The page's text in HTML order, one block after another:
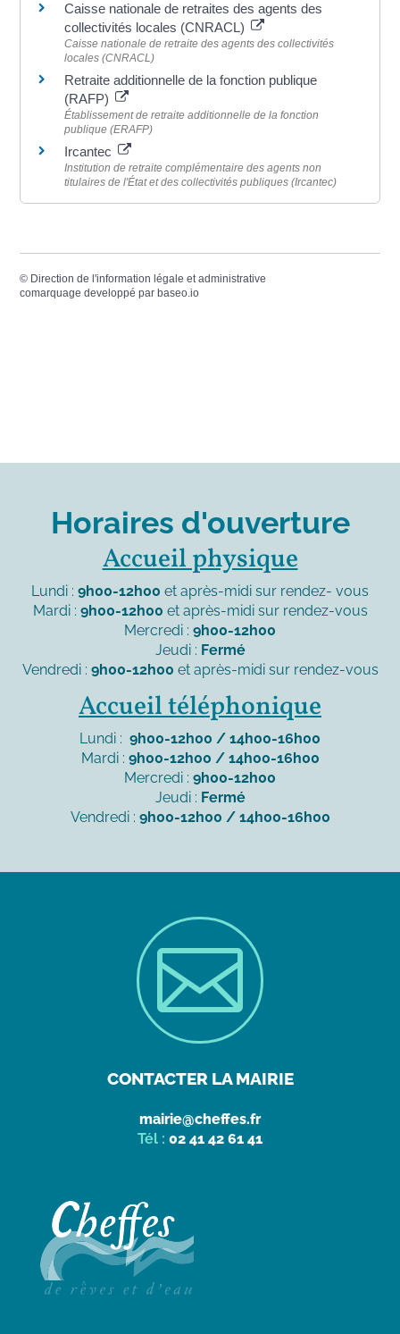
Caisse nationale de retraites des agents des
collectivités locales (CNRACL)
Caisse nationale de retraite des agents des collectivités
locales (CNRACL)
Retraite additionnelle de la fonction publique
(RAFP)
Établissement de retraite additionnelle de la fonction
publique (ERAFP)
Ircantec
Institution de retraite complémentaire des agents non
titulaires de l'État et des collectivités publiques (Ircantec)
© Direction de l'information légale et administrative
comarquage developpé parbaseo.io
Horaires d'ouverture
Accueil physique
Lundi : 9h00-12h00 et après-midi sur rendez- vous
Mardi : 9h00-12h00 et après-midi sur rendez-vous
Mercredi : 9h00-12h00
Jeudi : Fermé
Vendredi : 9h00-12h00 et après-midi sur rendez-vous
Accueil téléphonique
Lundi : 9h00-12h00 / 14h00-16h00
Mardi : 9h00-12h00 / 14h00-16h00
Mercredi : 9h00-12h00
Jeudi : Fermé
Vendredi : 9h00-12h00 / 14h00-16h00

CONTACTER LA MAIRIE
mairie@cheffes.fr
Tél : 02 41 42 61 41